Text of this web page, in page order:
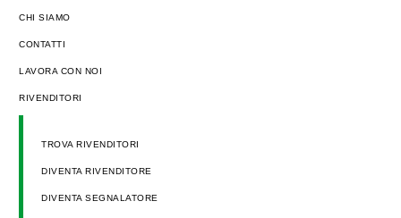
CHI SIAMO
CONTATTI
LAVORA CON NOI
RIVENDITORI
TROVA RIVENDITORI
DIVENTA RIVENDITORE
DIVENTA SEGNALATORE